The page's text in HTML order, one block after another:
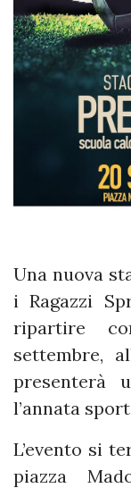
Una nuova
i Ragazzi
ripartire
settembre,
presenterà
l’annata
L’evento si
piazza